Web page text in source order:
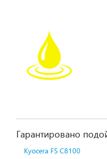
Гарантировано
Kyocera FS C8100